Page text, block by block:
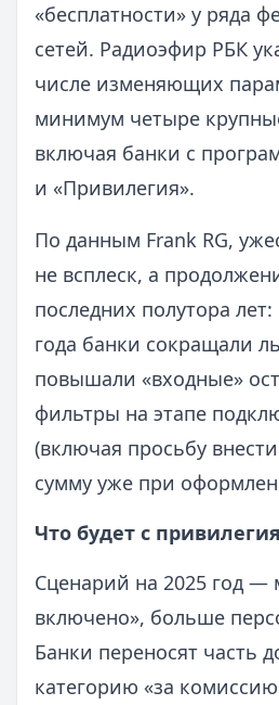
«бесплатности» у ряда
сетей. Радиоэфир РБК
числе изменяющих
минимум четыре
включая банки с
и «Привилегия».
По данным Frank RG,
не всплеск, а
последних полутора
года банки сокращали
повышали «входные»
фильтры на этапе
(включая просьбу
сумму уже при
Что будет с
Сценарий на 2025 год —
включено», больше
Банки переносят часть
категорию «за